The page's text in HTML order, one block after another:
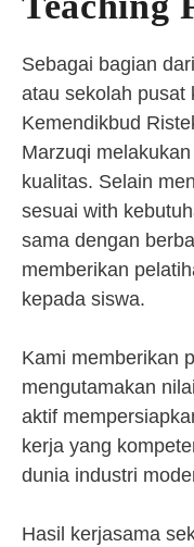
Sebagai bagian
atau sekolah pusat
Kemendikbud
Marzuqi
kualitas. Selain
sesuai with
sama dengan
memberikan
kepada siswa.
Kami memberikan
mengutamakan
aktif
kerja yang
dunia industri
Hasil kerjasama